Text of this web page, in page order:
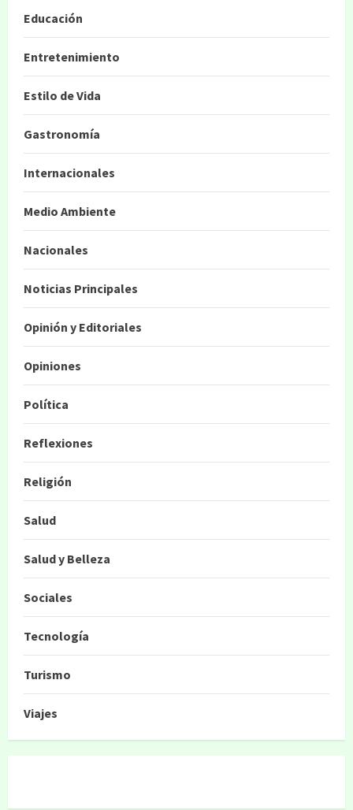
Educación
Entretenimiento
Estilo de Vida
Gastronomía
Internacionales
Medio Ambiente
Nacionales
Noticias Principales
Opinión y Editoriales
Opiniones
Política
Reflexiones
Religión
Salud
Salud y Belleza
Sociales
Tecnología
Turismo
Viajes